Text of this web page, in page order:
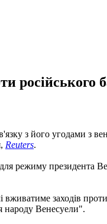
з його угодами з
Reuters.
режиму президента
заходів
народу Венесуели".